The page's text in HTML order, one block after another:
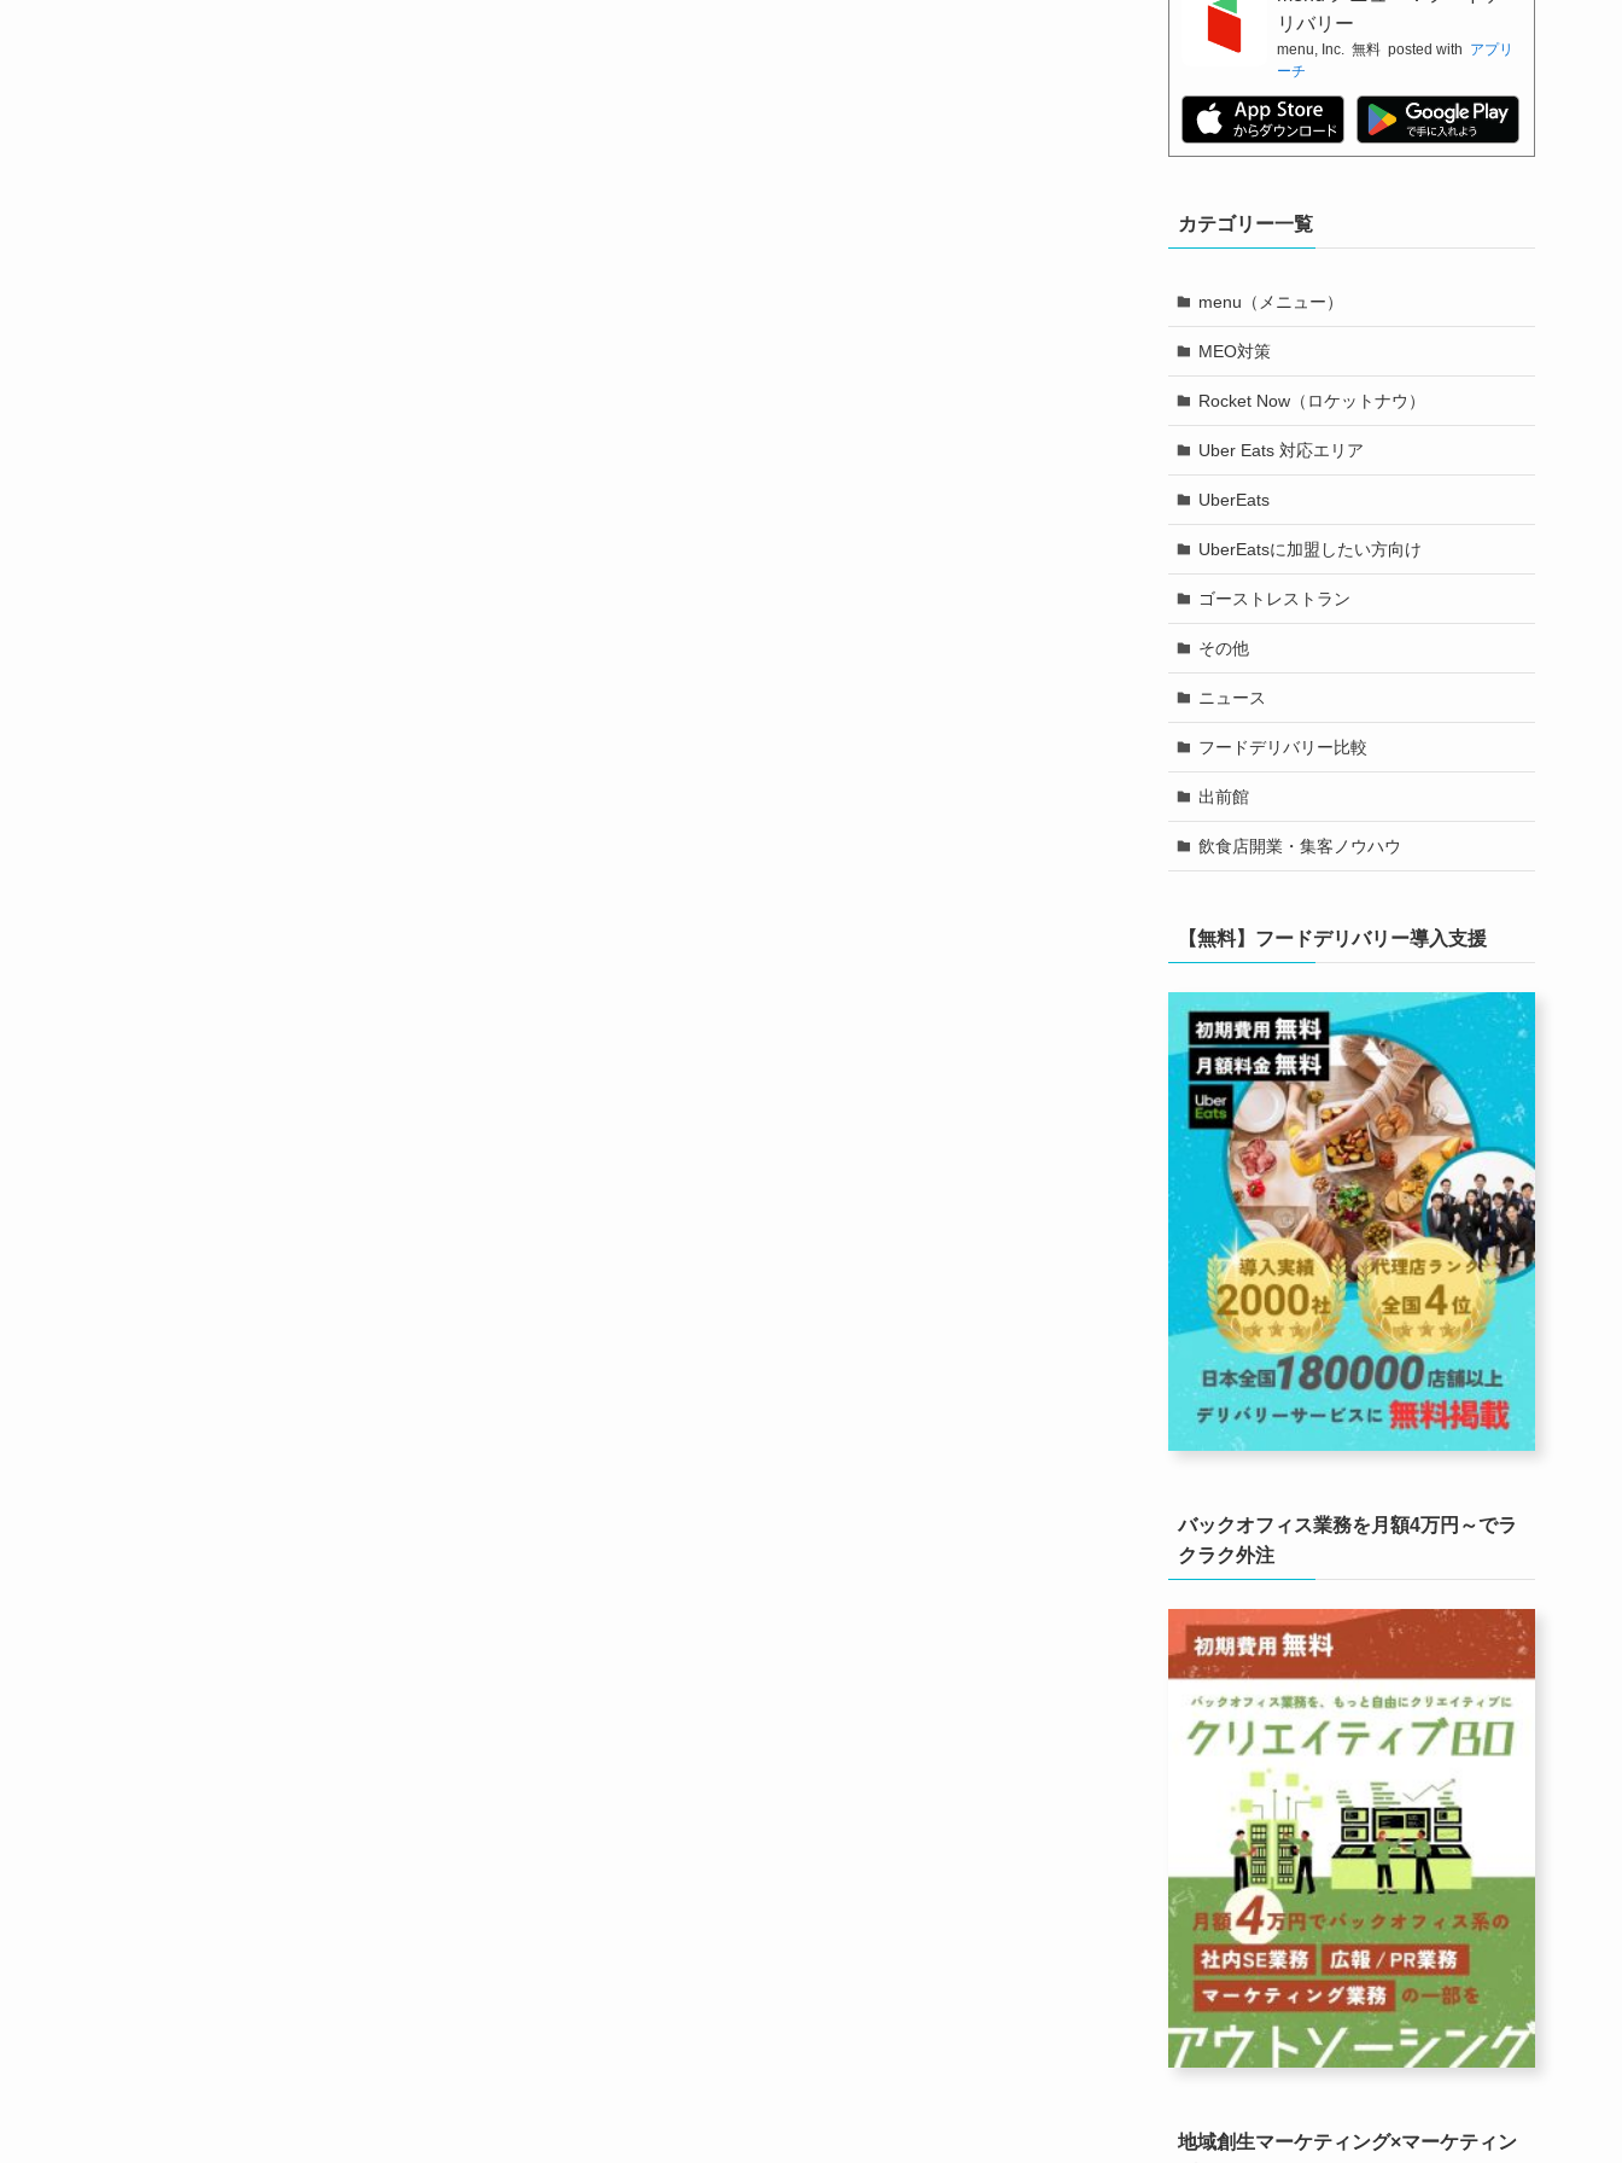
リバリー
menu, Inc. 無料 posted with アプリ
ーチ
カテゴリー一覧
menu（メニュー）
MEO対策
Rocket Now（ロケットナウ）
Uber Eats 対応エリア
UberEats
UberEatsに加盟したい方向け
ゴーストレストラン
その他
ニュース
フードデリバリー比較
出前館
飲食店開業・集客ノウハウ
【無料】フードデリバリー導入支援
バックオフィス業務を月額4万円～でラ
クラク外注
地域創生マーケティング×マーケティン